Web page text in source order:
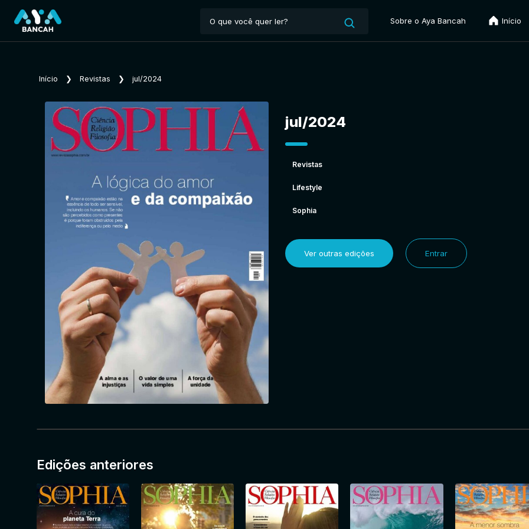
Sobre o Aya Bancah Início
Início ❯ Revistas ❯ jul/2024
jul/2024
Revistas
Lifestyle
Sophia
Ver outras edições Entrar
Edições anteriores